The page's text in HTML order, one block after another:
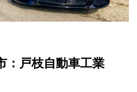
：戸枝自動車工業